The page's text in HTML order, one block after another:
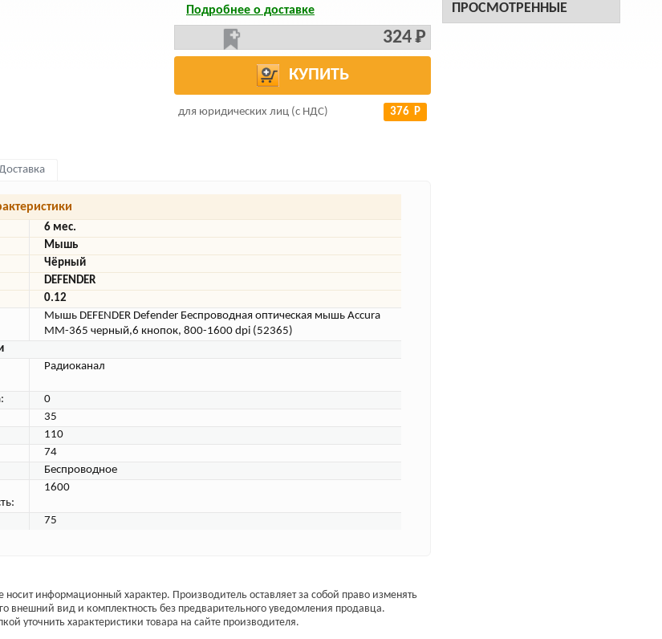
ПРОСМОТРЕННЫЕ
Подробнее о доставке
324 Р
КУПИТЬ
для юридических лиц (с НДС) 376 Р
6 мес.
Мышь
Чёрный
DEFENDER
0.12
Мышь DEFENDER Defender Беспроводная оптическая мышь Accura
MM-365 черный,6 кнопок, 800-1600 dpi (52365)
Радиоканал
0
35
110
74
Беспроводное
1600
75
носит информационный характер. Производитель оставляет за собой право изменять
внешний вид и комплектность без предварительного уведомления продавца.
уточнить характеристики товара на сайте производителя.